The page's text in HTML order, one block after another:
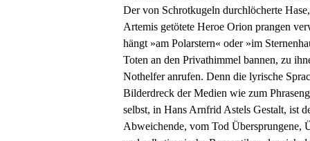
Der von Schrotkugeln durchlöcherte
Artemis getötete Heroe Orion prangen
hängt »am Polarstern« oder »im
Toten an den Privathimmel bannen, zu
Nothelfer anrufen. Denn die lyrische
Bilderdreck der Medien wie zum
selbst, in Hans Arnfrid Astels Gestalt, ist
Abweichende, vom Tod Übersprungene,